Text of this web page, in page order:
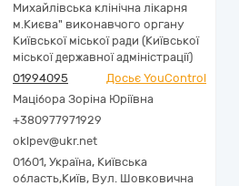
Михайлівська клінічна лікарня
м.Києва" виконавчого органу
Київської міської ради (Київської
міської державної адміністрації)
01994095
Досьє YouControl
Мацібора Зоріна Юріївна
+380977971929
oklpev@ukr.net
01601, Україна, Київська
область,Київ, Вул. Шовковична